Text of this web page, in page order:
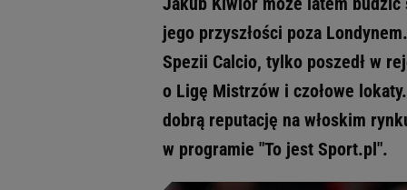
jego przyszłości poza
Spezii Calcio, tylko poszedł w
o Ligę Mistrzów i czołowe
dobrą reputację na włoskim
w programie "To jest Sport.pl".